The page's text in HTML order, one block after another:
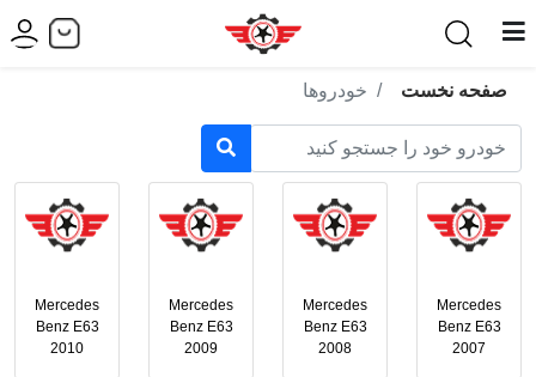
صفحه نخست خودروها
Mercedes
Benz E63
2007
Mercedes
Benz E63
2008
Mercedes
Benz E63
2009
Mercedes
Benz E63
2010